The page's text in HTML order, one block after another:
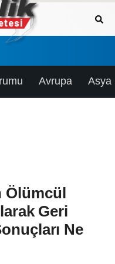
Avrupa Asya
Ölümcül
Geri
Ne